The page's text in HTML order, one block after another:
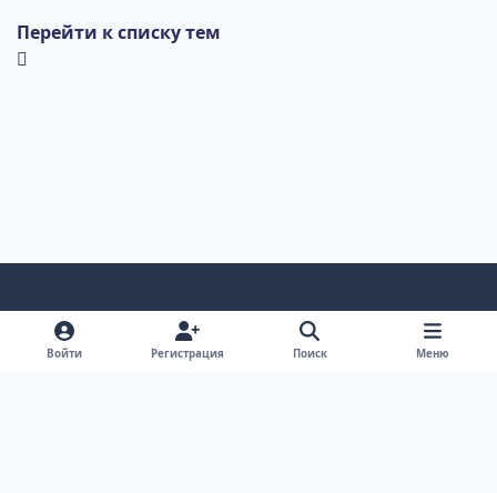
Перейти к списку тем
Светлый режим
Темный режим
Системные предпочтения
v
Войти Регистрация Поиск Меню